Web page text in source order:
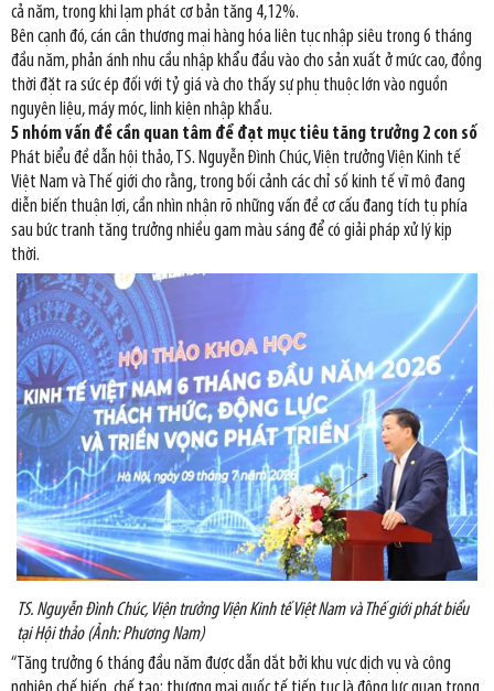
cả năm, trong khi lạm phát cơ bản tăng 4,12%.
Bên cạnh đó, cán cân thương mại hàng hóa liên tục nhập siêu trong 6 tháng
đầu năm, phản ánh nhu cầu nhập khẩu đầu vào cho sản xuất ở mức cao, đồng
thời đặt ra sức ép đối với tỷ giá và cho thấy sự phụ thuộc lớn vào nguồn
nguyên liệu, máy móc, linh kiện nhập khẩu.
5 nhóm vấn đề cần quan tâm để đạt mục tiêu tăng trưởng 2 con số
Phát biểu đề dẫn hội thảo, TS. Nguyễn Đình Chúc, Viện trưởng Viện Kinh tế
Việt Nam và Thế giới cho rằng, trong bối cảnh các chỉ số kinh tế vĩ mô đang
diễn biến thuận lợi, cần nhìn nhận rõ những vấn đề cơ cấu đang tích tụ phía
sau bức tranh tăng trưởng nhiều gam màu sáng để có giải pháp xử lý kịp
thời.
TS. Nguyễn Đình Chúc, Viện trưởng Viện Kinh tế Việt Nam và Thế giới phát biểu
tại Hội thảo (Ảnh: Phương Nam)
“Tăng trưởng 6 tháng đầu năm được dẫn dắt bởi khu vực dịch vụ và công